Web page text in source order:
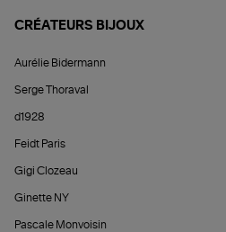
CRÉATEURS BIJOUX
Aurélie Bidermann
Serge Thoraval
d1928
Feidt Paris
Gigi Clozeau
Ginette NY
Pascale Monvoisin